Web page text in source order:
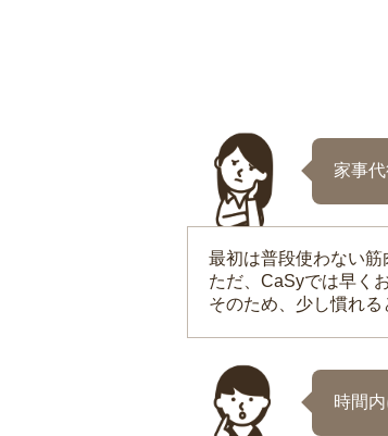
家事
最初は普段使わない筋
ただ、CaSyでは早く
そのため、少し慣れ
時間